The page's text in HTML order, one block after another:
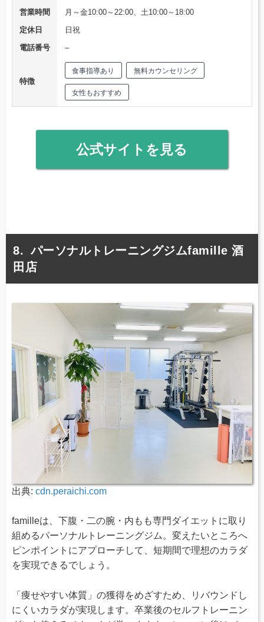
営業時間
月～金10:00～22:00、土10:00～18:00
定休日
日祝
電話番号
–
特徴
食事指導あり 無料カウンセリング
女性もおすすめ
公式サイトを見る
パーソナルトレーニングジムfamille 酒
田店
出典: cdn.peraichi.com
familleは、下腹・二の腕・内もも専門ダイエットに取り
組めるパーソナルトレーニングジム。変えたいところへ
ピンポイントにアプローチして、短期間で理想のカラダ
を実現できるでしょう。
「痩せやすい体質」の獲得をめざすため、リバウンドし
にくいカラダが実現します。卒業後のセルフトレーニン